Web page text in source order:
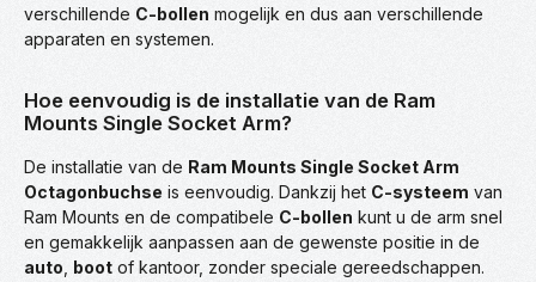
verschillende C-bollen mogelijk en dus aan verschillende
apparaten en systemen.
Hoe eenvoudig is de installatie van de Ram
Mounts Single Socket Arm?
De installatie van de Ram Mounts Single Socket Arm
Octagonbuchse is eenvoudig. Dankzij het C-systeem van
Ram Mounts en de compatibele C-bollen kunt u de arm snel
en gemakkelijk aanpassen aan de gewenste positie in de
auto boot of kantoor, zonder speciale gereedschappen.